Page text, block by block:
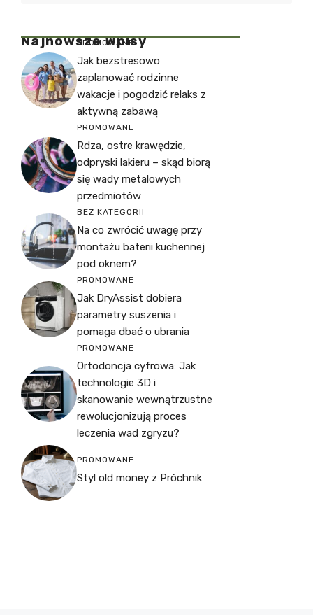
Najnowsze Wpisy
PROMOWANE
Jak bezstresowo
zaplanować rodzinne
wakacje i pogodzić relaks z
aktywną zabawą
PROMOWANE
Rdza, ostre krawędzie,
odpryski lakieru – skąd biorą
się wady metalowych
przedmiotów
BEZ KATEGORII
Na co zwrócić uwagę przy
montażu baterii kuchennej
pod oknem?
PROMOWANE
Jak DryAssist dobiera
parametry suszenia i
pomaga dbać o ubrania
PROMOWANE
Ortodoncja cyfrowa: Jak
technologie 3D i
skanowanie wewnątrzustne
rewolucjonizują proces
leczenia wad zgryzu?
PROMOWANE
Styl old money z Próchnik